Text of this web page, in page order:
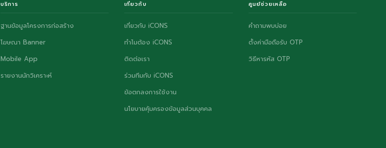
บริการ
ฐานข้อมูลโครงการก่อสร้าง
โฆษณา Banner
Mobile App
รายงานนักวิเคราะห์
เกี่ยวกับ
เกี่ยวกับ iCONS
ทำไมต้อง iCONS
ติดต่อเรา
ร่วมทีมกับ iCONS
ข้อตกลงการใช้งาน
นโยบายคุ้มครองข้อมูลส่วนบุคคล
ศูนย์ช่วยเหลือ
คำถามพบบ่อย
ตั้งค่ามือถือรับ OTP
วิธีหารหัส OTP